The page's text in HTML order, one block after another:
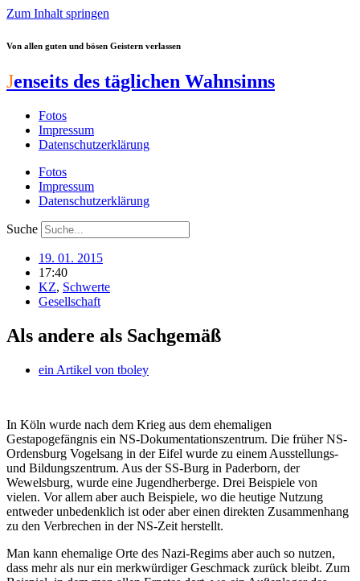
Zum Inhalt springen
Von allen guten und bösen Geistern verlassen
Jenseits des täglichen Wahnsinns
Fotos
Impressum
Datenschutzerklärung
Fotos
Impressum
Datenschutzerklärung
Suche
19. 01. 2015
17:40
KZ, Schwerte
Gesellschaft
Als andere als Sachgemäß
ein Artikel von tboley
In Köln wurde nach dem Krieg aus dem ehemaligen
Gestapogefängnis ein NS-Dokumentationszentrum. Die früher NS-
Ordensburg Vogelsang in der Eifel wurde zu einem Ausstellungs-
und Bildungszentrum. Aus der SS-Burg in Paderborn, der
Wewelsburg, wurde eine Jugendherberge. Drei Beispiele von
vielen. Vor allem aber auch Beispiele, wo die heutige Nutzung
entweder unbedenklich ist oder aber einen direkten Zusammenhang
zu den Verbrechen in der NS-Zeit herstellt.
Man kann ehemalige Orte des Nazi-Regims aber auch so nutzen,
dass mehr als nur ein merkwürdiger Geschmack zurück bleibt. Zum